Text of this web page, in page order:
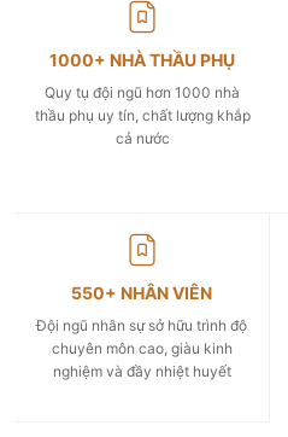
1000+ NHÀ THẦU PHỤ
Quy tụ đội ngũ hơn 1000 nhà
thầu phụ uy tín, chất lượng khắp
cả nước
550+ NHÂN VIÊN
Đội ngũ nhân sự sở hữu trình độ
chuyên môn cao, giàu kinh
nghiệm và đầy nhiệt huyết